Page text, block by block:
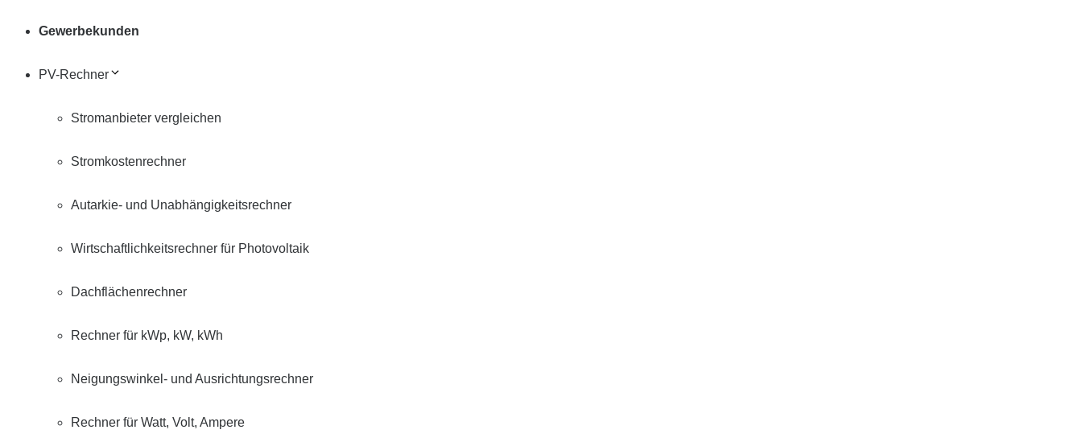
Gewerbekunden
PV-Rechner
Stromanbieter vergleichen
Stromkostenrechner
Autarkie- und Unabhängigkeitsrechner
Wirtschaftlichkeitsrechner für Photovoltaik
Dachflächenrechner
Rechner für kWp, kW, kWh
Neigungswinkel- und Ausrichtungsrechner
Rechner für Watt, Volt, Ampere